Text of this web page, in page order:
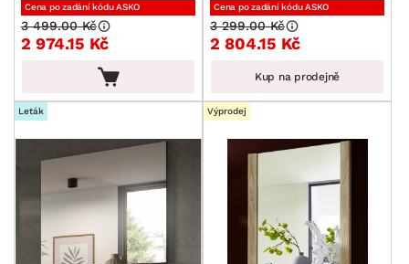
Cena po zadání kódu ASKO
2 974.15 Kč
3 499.00 Kč
Cena po zadání kódu ASKO
2 804.15 Kč
3 299.00 Kč
Kup na prodejně
Leták Výprodej